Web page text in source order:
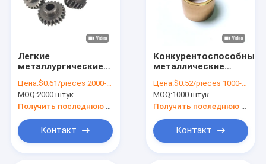
Легкие
металлургические
углеродистой стали
в порошковом виде
Цена:$0.61/pieces 2000-4999 pieces
MOQ:2000 штук
Контакт
Конкурентоспособные
металлические
порошки
металлургия
Нержавеющая
сталь для заказных
железных деталей
Цена:$0.52/pieces 1000-4999 pieces
MOQ:1000 штук
Контакт